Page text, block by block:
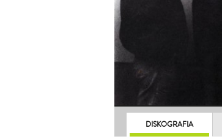
DISKOGRAFIA